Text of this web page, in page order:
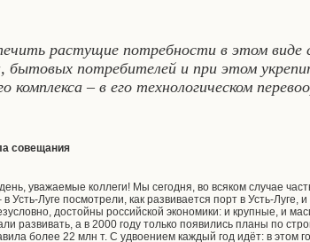
растущие потребности в этом
бытовых потребителей и при этом
комплекса – в его технологическом
совещания
уважаемые коллеги! Мы сегодня, во всяком случае
Усть-Луге посмотрели, как развивается порт в Усть-Луге,
достойны российской экономики: и крупные, и
развивать, а в 2000 году только появились планы по
более 22 млн т. С удвоением каждый год идёт: в этом